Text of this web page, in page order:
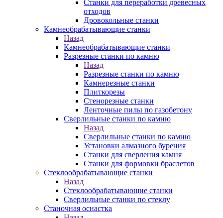
Станки для переработки древесных
отходов
Дровокольные станки
Камнеобрабатывающие станки
Назад
Камнеобрабатывающие станки
Разрезные станки по камню
Назад
Разрезные станки по камню
Камнерезные станки
Плиткорезы
Стенорезные станки
Ленточные пилы по газобетону
Сверлильные станки по камню
Назад
Сверлильные станки по камню
Установки алмазного бурения
Станки для сверления камня
Станки для формовки браслетов
Стеклообрабатывающие станки
Назад
Стеклообрабатывающие станки
Сверлильные станки по стеклу
Станочная оснастка